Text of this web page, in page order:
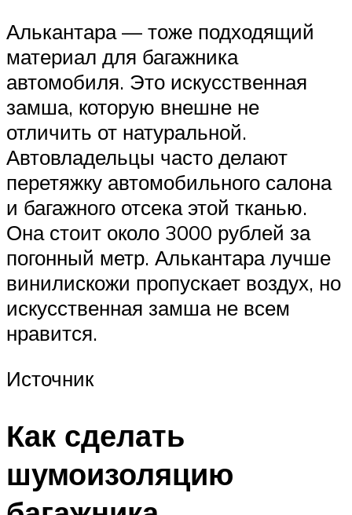
Алькантара — тоже подходящий
материал для багажника
автомобиля. Это искусственная
замша, которую внешне не
отличить от натуральной.
Автовладельцы часто делают
перетяжку автомобильного салона
и багажного отсека этой тканью.
Она стоит около 3000 рублей за
погонный метр. Алькантара лучше
винилискожи пропускает воздух, но
искусственная замша не всем
нравится.
Источник
Как сделать
шумоизоляцию